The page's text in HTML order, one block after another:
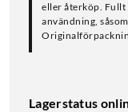
eller återköp. Fullt
användning,
Lagerstatus